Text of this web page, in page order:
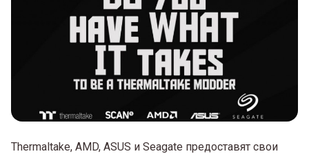
Thermaltake, AMD, ASUS и Seagate предоставят свои